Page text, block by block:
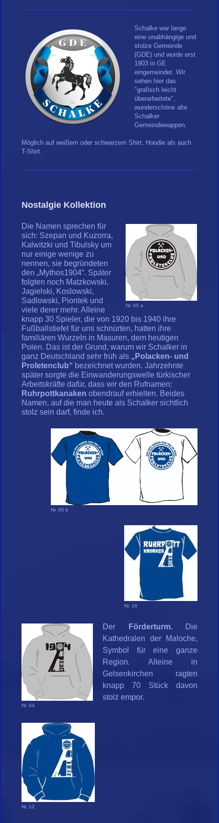
Schalke war lange
eine unabhängige und
stolze Gemeinde
(GDE) und wurde erst
1903 in GE
eingemeindet. Wir
sehen hier das
"grafisch leicht
überarbeitete",
wunderschöne alte
Schalker
Gemeindewappen.
Möglich auf weißem oder schwarzem Shirt, Hoodie als auch
T-Shirt.
Nostalgie Kollektion
Nr. 05 a
Die Namen sprechen für
sich: Szepan und Kuzorra,
Kalwitzki und Tibulsky um
nur einige wenige zu
nennen, sie begründeten
den „Mythos1904“. Später
folgten noch Matzkowski,
Jagielski, Koslowski,
Sadlowski, Piontek und
viele derer mehr. Alleine
knapp 30 Spieler, die von 1920 bis 1940 ihre
Fußballstiefel für uns schnürten, hatten ihre
familiären Wurzeln in Masuren, dem heutigen
Polen. Das ist der Grund, warum wir Schalker in
ganz Deutschland sehr früh als „Polacken- und
Proletenclub“ bezeichnet wurden. Jahrzehnte
später sorgte die Einwanderungswelle türkischer
Arbeitskräfte dafür, dass wir den Rufnamen:
Ruhrpottkanaken obendrauf erhielten. Beides
Namen, auf die man heute als Schalker sichtlich
stolz sein darf, finde ich.
Nr. 05 b
Nr. 16
Nr. 04
Der Förderturm.
Die
Kathedralen der Maloche,
Symbol für eine ganze
Region. Alleine in
Gelsenkirchen ragten
knapp 70 Stück davon
stolz empor.
Nr. 12